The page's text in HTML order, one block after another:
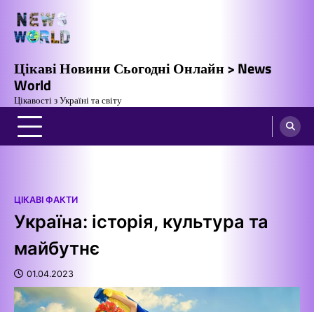
вмісту
Цікаві Новини Сьогодні Онлайн > News
World
Цікавості з Україні та світу
ЦІКАВІ ФАКТИ
Україна: історія, культура та
майбутнє
01.04.2023